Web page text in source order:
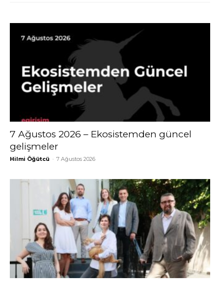
7 Ağustos 2026 – Ekosistemden güncel
gelişmeler
Hilmi Öğütcü - 7 Ağustos 2026